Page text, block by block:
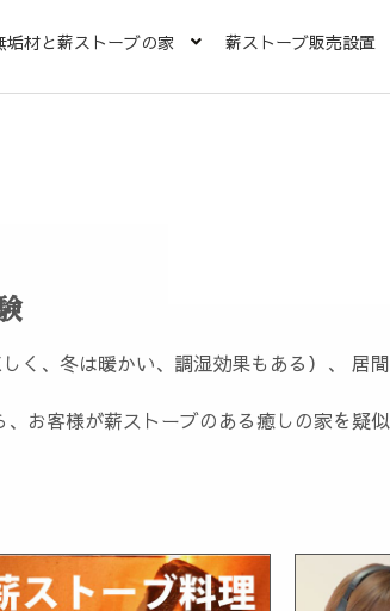
垢材と薪ストーブの家 薪ストーブ販売設置
く、冬は暖かい、調湿効果もある）、 居
お客様が薪ストーブのある癒しの家を疑